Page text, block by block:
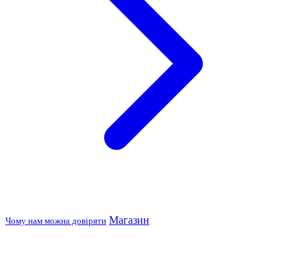
Чому нам можна довіряти Магазин